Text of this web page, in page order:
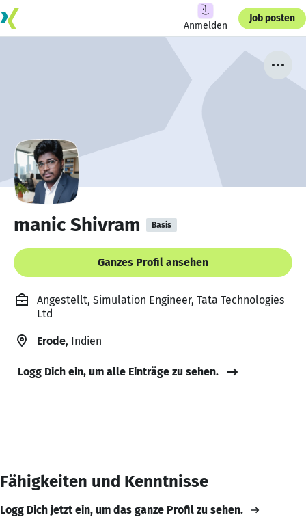
Anmelden
Job posten
manic Shivram Basis
Ganzes Profil ansehen
Angestellt, Simulation Engineer, Tata Technologies
Ltd
Erode, Indien
Logg Dich ein, um alle Einträge zu sehen.
Fähigkeiten und Kenntnisse
Logg Dich jetzt ein, um das ganze Profil zu sehen.